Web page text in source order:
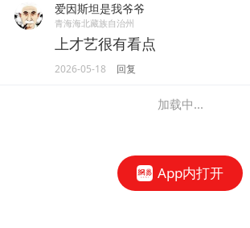
爱因斯坦是我爷爷
青海海北藏族自治州
上才艺很有看点
2026-05-18 回复
加载中...
App内打开